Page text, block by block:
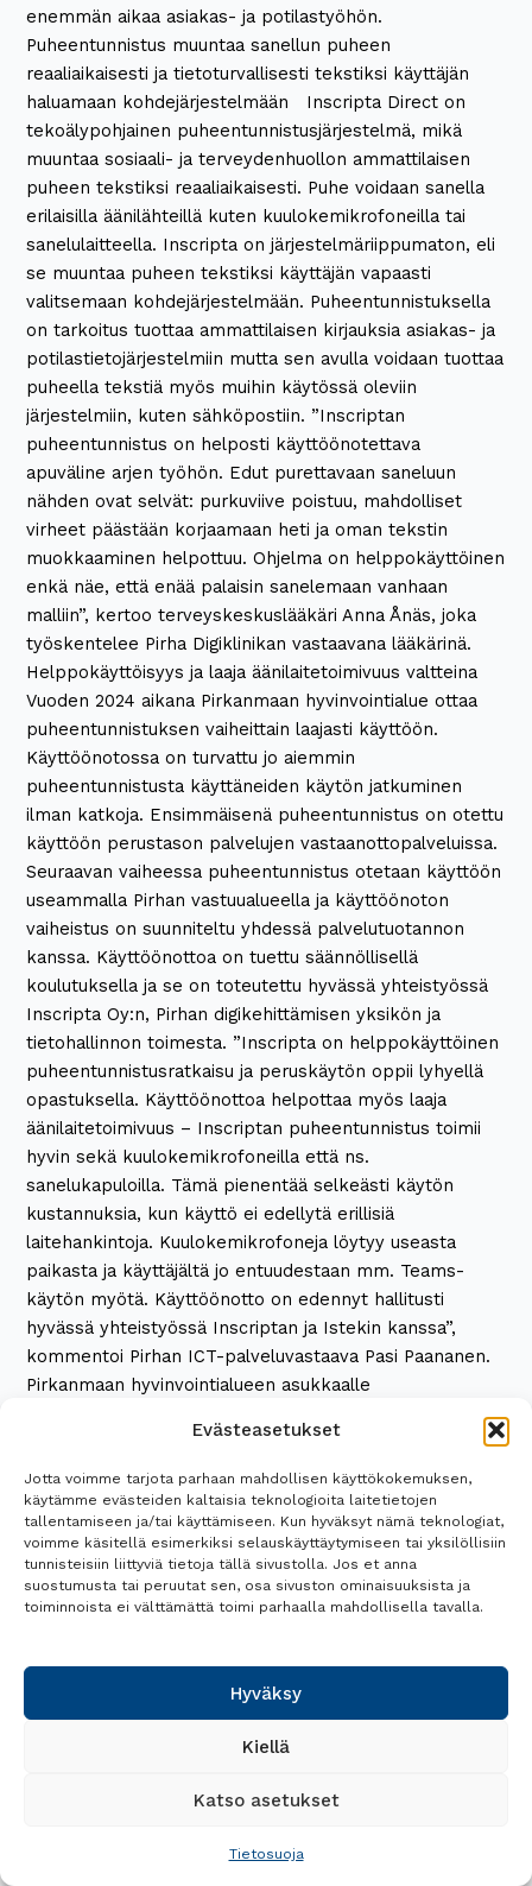
Evästeasetukset
Jotta voimme tarjota parhaan mahdollisen käyttökokemuksen,
käytämme evästeiden kaltaisia teknologioita laitetietojen
tallentamiseen ja/tai käyttämiseen. Kun hyväksyt nämä teknologiat,
voimme käsitellä esimerkiksi selauskäyttäytymiseen tai yksilöllisiin
tunnisteisiin liittyviä tietoja tällä sivustolla. Jos et anna
suostumusta tai peruutat sen, osa sivuston ominaisuuksista ja
toiminnoista ei välttämättä toimi parhaalla mahdollisella tavalla.
Hyväksy
Kiellä
Katso asetukset
Tietosuoja
enemmän aikaa asiakas- ja potilastyöhön.
Puheentunnistus muuntaa sanellun puheen
reaaliaikaisesti ja tietoturvallisesti tekstiksi käyttäjän
haluamaan kohdejärjestelmään Inscripta Direct on
tekoälypohjainen puheentunnistusjärjestelmä, mikä
muuntaa sosiaali- ja terveydenhuollon ammattilaisen
puheen tekstiksi reaaliaikaisesti. Puhe voidaan sanella
erilaisilla äänilähteillä kuten kuulokemikrofoneilla tai
sanelulaitteella. Inscripta on järjestelmäriippumaton, eli
se muuntaa puheen tekstiksi käyttäjän vapaasti
valitsemaan kohdejärjestelmään. Puheentunnistuksella
on tarkoitus tuottaa ammattilaisen kirjauksia asiakas- ja
potilastietojärjestelmiin mutta sen avulla voidaan tuottaa
puheella tekstiä myös muihin käytössä oleviin
järjestelmiin, kuten sähköpostiin. ”Inscriptan
puheentunnistus on helposti käyttöönotettava
apuväline arjen työhön. Edut purettavaan saneluun
nähden ovat selvät: purkuviive poistuu, mahdolliset
virheet päästään korjaamaan heti ja oman tekstin
muokkaaminen helpottuu. Ohjelma on helppokäyttöinen
enkä näe, että enää palaisin sanelemaan vanhaan
malliin”, kertoo terveyskeskuslääkäri Anna Ånäs, joka
työskentelee Pirha Digiklinikan vastaavana lääkärinä.
Helppokäyttöisyys ja laaja äänilaitetoimivuus valtteina
Vuoden 2024 aikana Pirkanmaan hyvinvointialue ottaa
puheentunnistuksen vaiheittain laajasti käyttöön.
Käyttöönotossa on turvattu jo aiemmin
puheentunnistusta käyttäneiden käytön jatkuminen
ilman katkoja. Ensimmäisenä puheentunnistus on otettu
käyttöön perustason palvelujen vastaanottopalveluissa.
Seuraavan vaiheessa puheentunnistus otetaan käyttöön
useammalla Pirhan vastuualueella ja käyttöönoton
vaiheistus on suunniteltu yhdessä palvelutuotannon
kanssa. Käyttöönottoa on tuettu säännöllisellä
koulutuksella ja se on toteutettu hyvässä yhteistyössä
Inscripta Oy:n, Pirhan digikehittämisen yksikön ja
tietohallinnon toimesta. ”Inscripta on helppokäyttöinen
puheentunnistusratkaisu ja peruskäytön oppii lyhyellä
opastuksella. Käyttöönottoa helpottaa myös laaja
äänilaitetoimivuus – Inscriptan puheentunnistus toimii
hyvin sekä kuulokemikrofoneilla että ns.
sanelukapuloilla. Tämä pienentää selkeästi käytön
kustannuksia, kun käyttö ei edellytä erillisiä
laitehankintoja. Kuulokemikrofoneja löytyy useasta
paikasta ja käyttäjältä jo entuudestaan mm. Teams-
käytön myötä. Käyttöönotto on edennyt hallitusti
hyvässä yhteistyössä Inscriptan ja Istekin kanssa”,
kommentoi Pirhan ICT-palveluvastaava Pasi Paananen.
Pirkanmaan hyvinvointialueen asukkaalle
potilaskirjaukset ovat nopeammin tietojärjestelmissä ja
tarvittaessa siten käytettävissä jatkohoidon tai
asiakuuden hoidossa. Lisäksi sote-ammattilaisen
työaikaa vapautuu varsinaiseen asiakastyöhön ja
saatujen kokemusten perusteella puheentunnistuksella
tuotetut kirjaukset ovat laadukkaampia.
Puheentunnistuksen webinaari tulossa syksyllä
puheentunnistuksen käyttöönoton hyödyistä
hyvinvointialueella ja käyttöönotossa opituista asioista.
Webinaari pidetään 30.10. klo 14. Lisätietoja webinaarista